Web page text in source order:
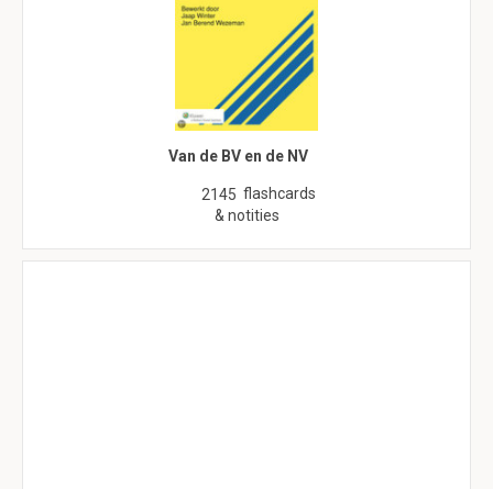
Van de BV en de NV
2145 flashcards
& notities